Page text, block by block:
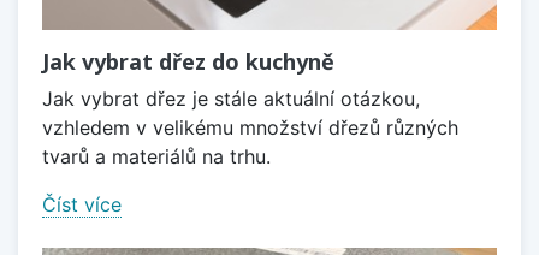
Jak vybrat dřez do kuchyně
Jak vybrat dřez je stále aktuální otázkou,
vzhledem v velikému množství dřezů různých
tvarů a materiálů na trhu.
Číst více